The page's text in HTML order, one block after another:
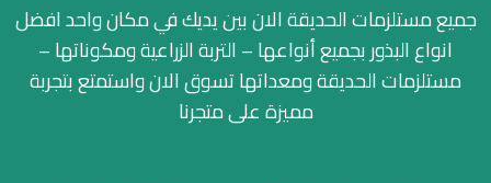
جميع مستلزمات الحديقة الان بين يديك في مكان واحد افضل
انواع البذور بجميع أنواعها – التربة الزراعية ومكوناتها –
مستلزمات الحديقة ومعداتها تسوق الان واستمتع بتجربة
مميزة على متجرنا